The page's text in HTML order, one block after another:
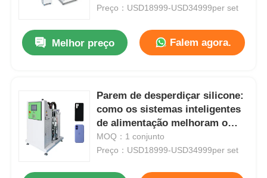
Preço：USD18999-USD34999per set
Melhor preço Falem agora.
Parem de desperdiçar silicone:
como os sistemas inteligentes
de alimentação melhoram o
rendimento
MOQ：1 conjunto
Preço：USD18999-USD34999per set